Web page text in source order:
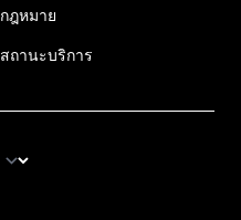
กฎหมาย
สถานะบริการ